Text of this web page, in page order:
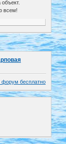
всем!
форум бесплатно